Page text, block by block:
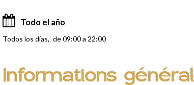
Todo el año
Todos los días de 09:00 a 22:00
Informations